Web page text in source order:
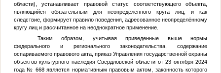
области), устанавливает правовой статус соответствующего объекта,
являющийся обязательным для неопределенного круга лиц, и как
следствие, формирует правило поведения, адресованное неопределённому
кругу лиц и рассчитанное на неоднократное применение.
Таким образом, учитывая приведенные выше нормы
федерального и регионального законодательства, содержание
оспариваемого правового акта, приказ Управления государственной охраны
объектов культурного наследия Свердловской области от 23 октября 2024
года № 668 является нормативным правовым актом, законность которого